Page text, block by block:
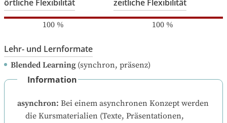
örtliche Flexibilität
100%
zeitliche Flexibilität
100%
Lehr- und Lernformate
Blended Learning(synchron, präsenz)
Information
asynchron: Bei einem asynchronen Konzept werden
die Kursmaterialien (Texte, Präsentationen,